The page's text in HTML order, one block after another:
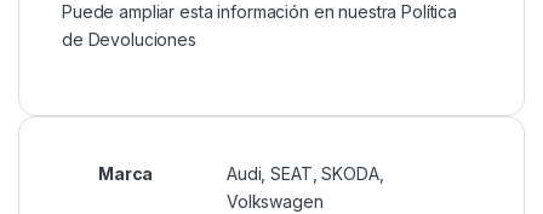
Puede ampliar esta información en nuestraPolítica
de Devoluciones
Marca Audi ,SEAT ,SKODA,
Volkswagen